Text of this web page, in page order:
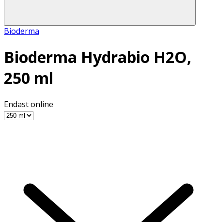
Bioderma
Bioderma Hydrabio H2O,
250 ml
Endast online